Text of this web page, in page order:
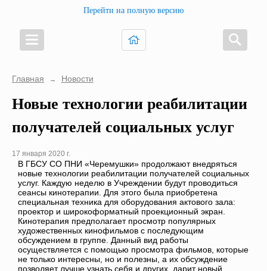
Перейти на полную версию
Главная → Новости
Новые технологии реабилитации
получателей социальных услуг
17 января 2020 г.
В ГБСУ СО ПНИ «Черемушки» продолжают внедряться
новые технологии реабилитации получателей социальных
услуг. Каждую неделю в Учреждении будут проводиться
сеансы кинотерапии. Для этого была приобретена
специальная техника для оборудования актового зала:
проектор и широкоформатный проекционный экран.
Кинотерапия предполагает просмотр популярных
художественных кинофильмов с последующим
обсуждением в группе. Данный вид работы
осуществляется с помощью просмотра фильмов, которые
не только интересны, но и полезны, а их обсуждение
позволяет лучше узнать себя и других, дарит новый